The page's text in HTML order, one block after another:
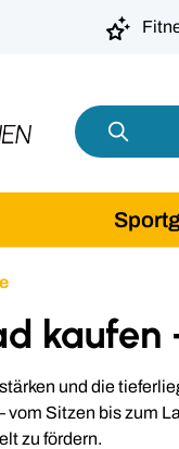
springen
und die
Sitzen bis zum
zu fördern.